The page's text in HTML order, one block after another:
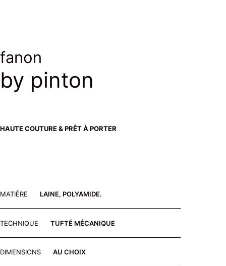
fanon
by pinton
HAUTE COUTURE & PRÊT À PORTER
MATIÈRE LAINE, POLYAMIDE.
TECHNIQUE TUFTÉ MÉCANIQUE
DIMENSIONS AU CHOIX